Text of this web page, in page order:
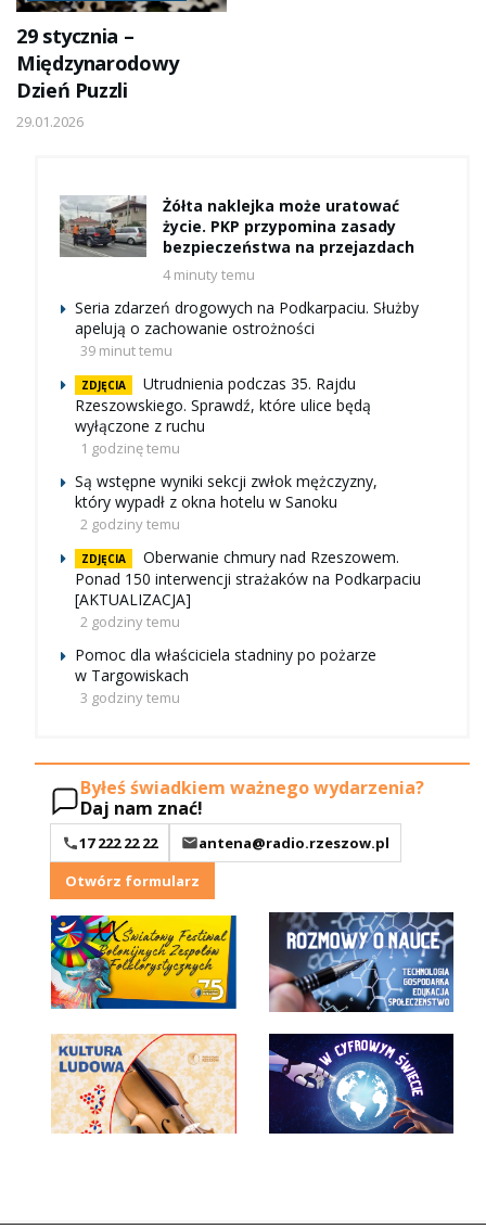
29 stycznia –
Międzynarodowy
Dzień Puzzli
29.01.2026
Żółta naklejka może uratować
życie. PKP przypomina zasady
bezpieczeństwa na przejazdach
4 minuty temu
Seria zdarzeń drogowych na Podkarpaciu. Służby
apelują o zachowanie ostrożności
39 minut temu
ZDJĘCIA
Utrudnienia podczas 35. Rajdu
Rzeszowskiego. Sprawdź, które ulice będą
wyłączone z ruchu
1 godzinę temu
Są wstępne wyniki sekcji zwłok mężczyzny,
który wypadł z okna hotelu w Sanoku
2 godziny temu
ZDJĘCIA
Oberwanie chmury nad Rzeszowem.
Ponad 150 interwencji strażaków na Podkarpaciu
[AKTUALIZACJA]
2 godziny temu
Pomoc dla właściciela stadniny po pożarze
w Targowiskach
3 godziny temu
Byłeś świadkiem ważnego wydarzenia?
Daj nam znać!
17 222 22 22
antena@radio.rzeszow.pl
Otwórz formularz